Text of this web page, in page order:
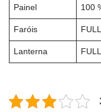
Painel 100
Faróis
Lanterna